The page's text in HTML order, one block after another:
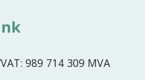
989 714 309 MVA